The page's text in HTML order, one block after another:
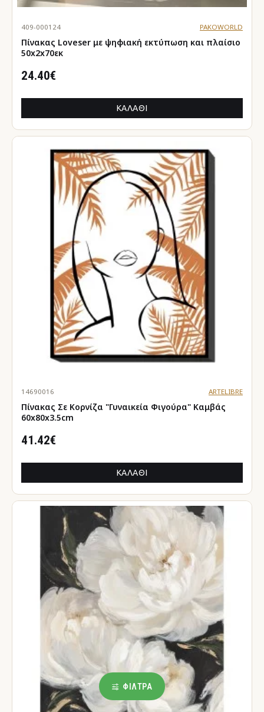
409-000124 PAKOWORLD
Πίνακας Loveser με ψηφιακή εκτύπωση και πλαίσιο
50x2x70εκ
24.40€
ΚΑΛΆΘΙ
14690016 ARTELIBRE
Πίνακας Σε Κορνίζα "Γυναικεία Φιγούρα" Καμβάς
60x80x3.5cm
41.42€
ΚΑΛΆΘΙ
ΦΊΛΤΡΑ